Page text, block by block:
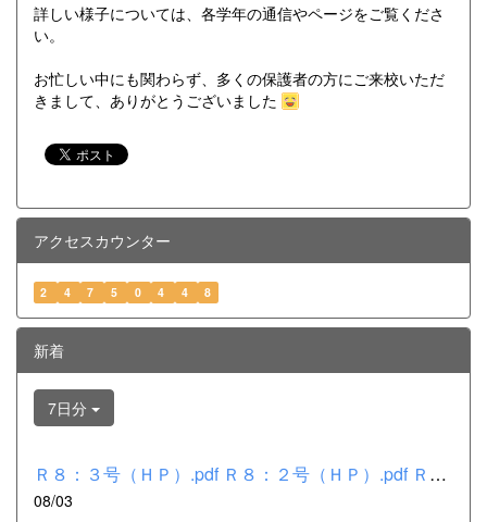
詳しい様子については、各学年の通信やページをご覧くださ
い。
お忙しい中にも関わらず、多くの保護者の方にご来校いただ
きまして、ありがとうございました
アクセスカウンター
2 4 7 5 0 4 4 8
新着
7日分
Ｒ８：３号（ＨＰ）.pdf Ｒ８：２号（ＨＰ）.pdf Ｒ８：１号（Ｈ...
08/03